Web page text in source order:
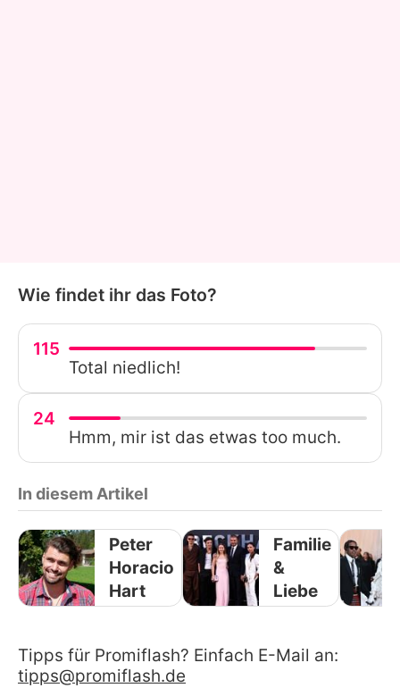
Wie findet ihr das Foto?
115
Total niedlich!
24
Hmm, mir ist das etwas too much.
In diesem Artikel
Peter
Horacio
Hart
Familie
&
Liebe
Tipps für Promiflash? Einfach E-Mail an:
tipps@promiflash.de